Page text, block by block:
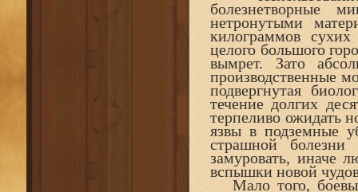
болезнетворные
нетронутыми
килограммов
целого большого
вымрет. Зато
производственные
подвергнутая
течение долгих
терпеливо ожидать
язвы в подземные
страшной
замуровать, иначе
вспышки новой
Мало того,